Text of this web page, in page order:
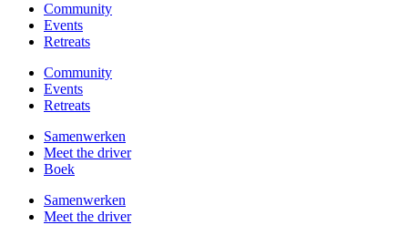
Community
Events
Retreats
Community
Events
Retreats
Samenwerken
Meet the driver
Boek
Samenwerken
Meet the driver